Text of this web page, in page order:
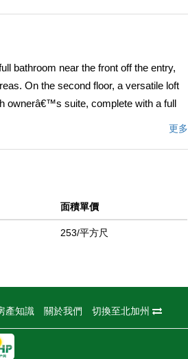
bathroom near the front off the entry,
On the second floor, a versatile loft
ownerâ€™s suite, complete with a full
and entertainment is a short
中文描述
更多
面積單價
253/平方尺
產知識 關於我們 切換至北加州